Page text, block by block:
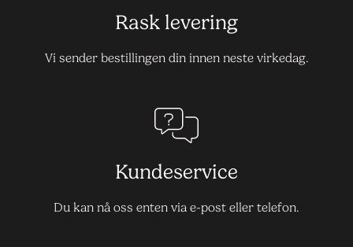
Rask levering
Vi sender bestillingen din innen neste virkedag.
Kundeservice
Du kan nå oss enten via e-post eller telefon.